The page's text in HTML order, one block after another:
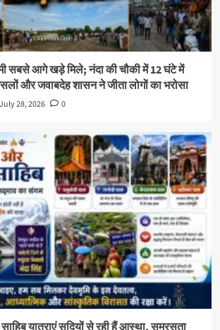
सबसे आगे खड़े मिले; नंदा की चौकी में 12 घंटे में
और जवाबदेह शासन ने जीता लोगों का भरोसा
July 28, 2026 0